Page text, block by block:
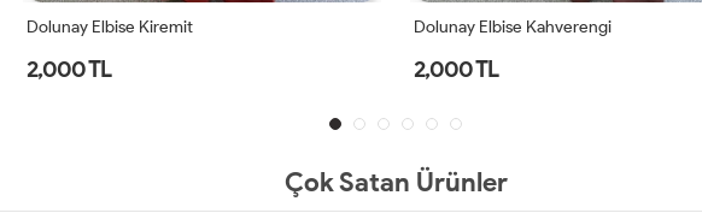
Dolunay Elbise Kiremit
2,000 TL
Dolunay Elbise Kahverengi
2,000 TL
Çok Satan Ürünler